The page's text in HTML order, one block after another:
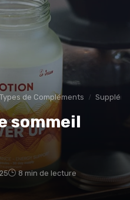
Types de Compléments
sommeil
8 min de lecture